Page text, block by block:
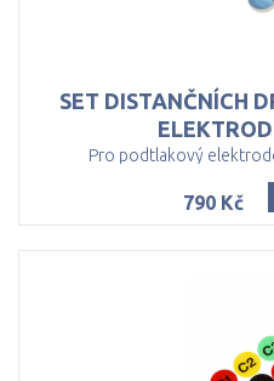
SET DISTANČNÍCH
Pro podtlakový
790 Kč